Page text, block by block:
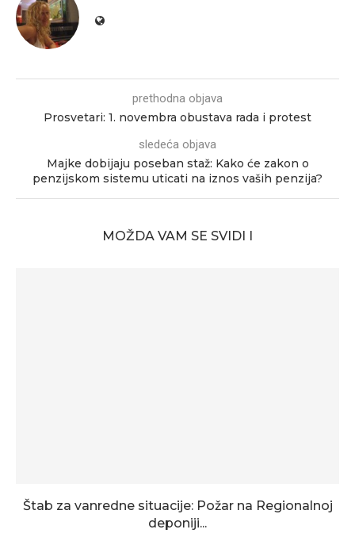
prethodna objava
Prosvetari: 1. novembra obustava rada i protest
sledeća objava
Majke dobijaju poseban staž: Kako će zakon o
penzijskom sistemu uticati na iznos vaših penzija?
MOŽDA VAM SE SVIDI I
Štab za vanredne situacije: Požar na Regionalnoj
deponiji...